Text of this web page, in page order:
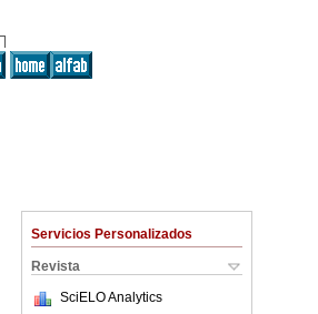
Servicios Personalizados
Revista
SciELO Analytics